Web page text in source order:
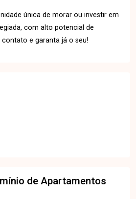
única de morar ou investir em
com alto potencial de
e garanta já o seu!
de Apartamentos